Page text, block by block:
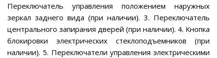
Переключатель управления положением наружных
зеркал заднего вида (при наличии). 3. Переключатель
центрального запирания дверей (при наличии). 4. Кнопка
блокировки электрических стеклоподъемников (при
наличии). 5. Переключатели управления электрическими